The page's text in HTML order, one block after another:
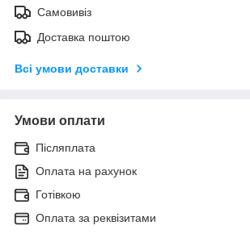
Самовивіз
Доставка поштою
Всі умови доставки
Умови оплати
Післяплата
Оплата на рахунок
Готівкою
Оплата за реквізитами